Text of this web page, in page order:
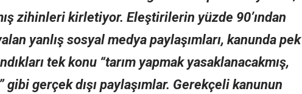
zihinleri kirletiyor. Eleştirilerin yüzde 90’ından
yanlış sosyal medya paylaşımları, kanunda pek
tek konu “tarım yapmak yasaklanacakmış,
gerçek dışı paylaşımlar. Gerekçeli kanunun